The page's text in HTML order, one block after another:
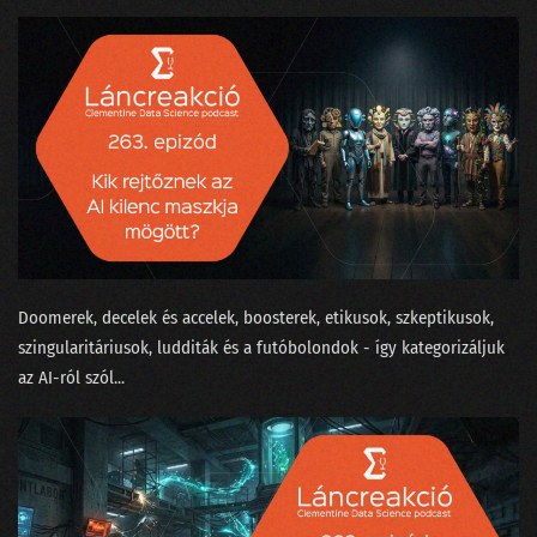
188 - Ludditák a szerverteremben
187 - conTEXT 2024: Lemaradtál?
186 - A hétköznapi problémák MI után sírnak
185 - Politikusok és hekkerek a State of AI második részében
184 - A State of AI tanulmány idén is megéri a pénzét
183 - Radikális MI-optimizmus vagy kígyóolaj-szindróma?
182 - MI szakértők a szőnyeg legszélén
181 - Milyen Nobel-díjat kapjon egy MI-kutató?
179 - Konferenciák édes titkai
178 - Entrópia: a káoszért rimánkodó világ
Doomerek, decelek és accelek, boosterek, etikusok, szkeptikusok,
szingularitáriusok, ludditák és a futóbolondok - így kategorizáljuk
az AI-ról szól...